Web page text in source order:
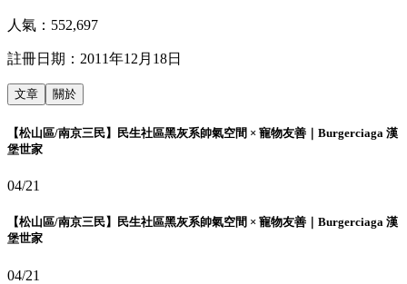
人氣： 552,697
註冊日期： 2011年12月18日
文章 關於
【松山區/南京三民】民生社區黑灰系帥氣空間 × 寵物友善｜Burgerciaga 漢
堡世家
04/21
【松山區/南京三民】民生社區黑灰系帥氣空間 × 寵物友善｜Burgerciaga 漢
堡世家
04/21